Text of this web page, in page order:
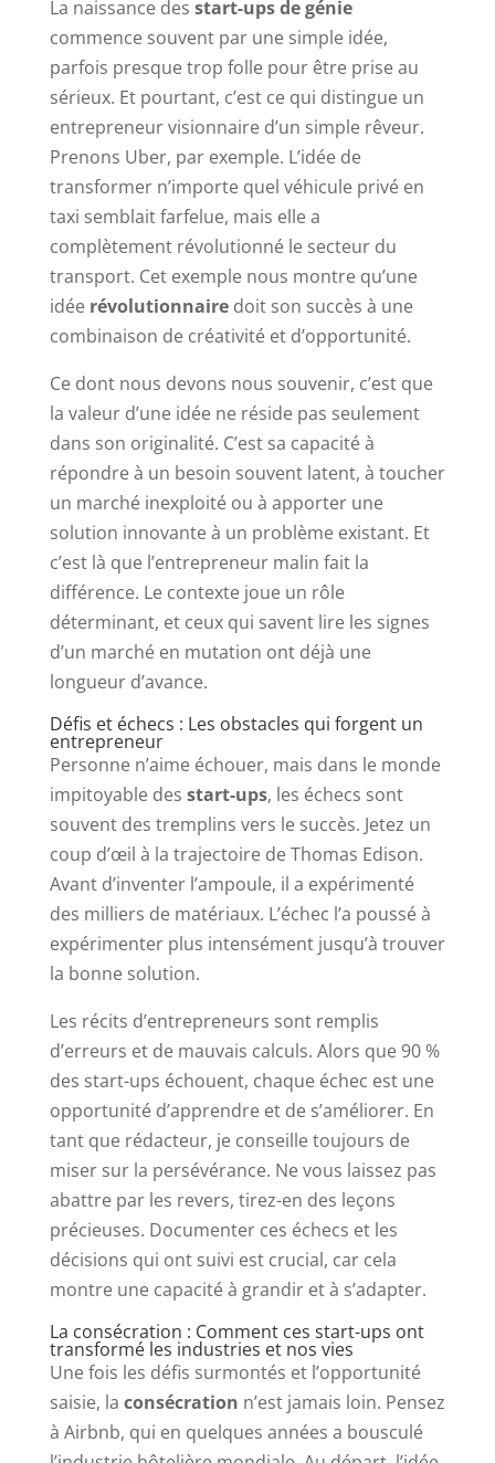
La naissance des start-ups de génie
commence souvent par une simple idée,
parfois presque trop folle pour être prise au
sérieux. Et pourtant, c’est ce qui distingue un
entrepreneur visionnaire d’un simple rêveur.
Prenons Uber, par exemple. L’idée de
transformer n’importe quel véhicule privé en
taxi semblait farfelue, mais elle a
complètement révolutionné le secteur du
transport. Cet exemple nous montre qu’une
idée révolutionnairedoit son succès à une
combinaison de créativité et d’opportunité.
Ce dont nous devons nous souvenir, c’est que
la valeur d’une idée ne réside pas seulement
dans son originalité. C’est sa capacité à
répondre à un besoin souvent latent, à toucher
un marché inexploité ou à apporter une
solution innovante à un problème existant. Et
c’est là que l’entrepreneur malin fait la
différence. Le contexte joue un rôle
déterminant, et ceux qui savent lire les signes
d’un marché en mutation ont déjà une
longueur d’avance.
Défis et échecs : Les obstacles qui forgent un
entrepreneur
Personne n’aime échouer, mais dans le monde
impitoyable des start-ups, les échecs sont
souvent des tremplins vers le succès. Jetez un
coup d’œil à la trajectoire de Thomas Edison.
Avant d’inventer l’ampoule, il a expérimenté
des milliers de matériaux. L’échec l’a poussé à
expérimenter plus intensément jusqu’à trouver
la bonne solution.
Les récits d’entrepreneurs sont remplis
d’erreurs et de mauvais calculs. Alors que 90 %
des start-ups échouent, chaque échec est une
opportunité d’apprendre et de s’améliorer. En
tant que rédacteur, je conseille toujours de
miser sur la persévérance. Ne vous laissez pas
abattre par les revers, tirez-en des leçons
précieuses. Documenter ces échecs et les
décisions qui ont suivi est crucial, car cela
montre une capacité à grandir et à s’adapter.
La consécration : Comment ces start-ups ont
transformé les industries et nos vies
Une fois les défis surmontés et l’opportunité
saisie, la consécration n’est jamais loin. Pensez
à Airbnb, qui en quelques années a bousculé